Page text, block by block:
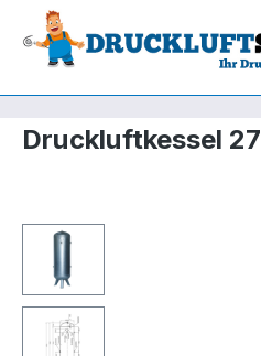
Hauptinhalt springen
Zur Suche springen
Zur Hauptnavigation
Druckluftkessel
Bildergalerie überspringen